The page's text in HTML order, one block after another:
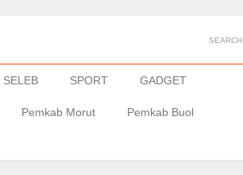
SEARCH
SELEB SPORT GADGET
Pemkab Morut Pemkab Buol